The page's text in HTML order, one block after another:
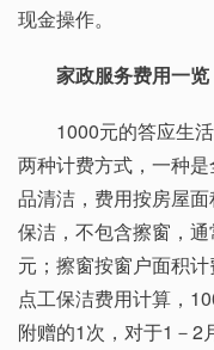
现金操作。
家政服务费用一览
1000元的答应生
两种计费方式，一种
品清洁，费用按房屋
保洁，不包含擦窗，
元；擦窗按窗户面积
点工保洁费用计算，
附赠的1次，对于1－2